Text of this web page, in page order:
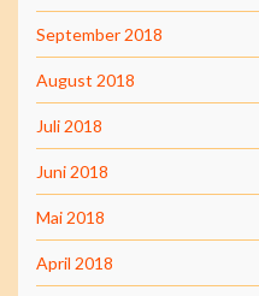
September 2018
August 2018
Juli 2018
Juni 2018
Mai 2018
April 2018